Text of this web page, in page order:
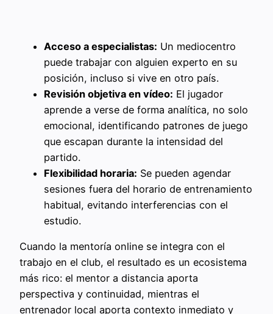
Acceso a especialistas: Un mediocentro
puede trabajar con alguien experto en su
posición, incluso si vive en otro país.
Revisión objetiva en vídeo: El jugador
aprende a verse de forma analítica, no solo
emocional, identificando patrones de juego
que escapan durante la intensidad del
partido.
Flexibilidad horaria: Se pueden agendar
sesiones fuera del horario de entrenamiento
habitual, evitando interferencias con el
estudio.
Cuando la mentoría online se integra con el
trabajo en el club, el resultado es un ecosistema
más rico: el mentor a distancia aporta
perspectiva y continuidad, mientras el
entrenador local aporta contexto inmediato y